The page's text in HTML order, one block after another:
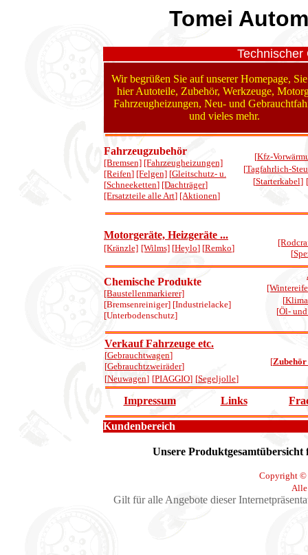
Tomei
Technischer
Wir begrüßen Sie auf unserer Homepage,
hier Autoteile, Zubehör, Werkzeuge,
Fahrzeugheizungen, Neu- und
und vieles mehr.
Fahrzeugzubehör
[Bremsen] [Fahrzeugheizungen]
[Reifen] [Felgen] [Gleitschutz- u.
[Schneeketten] [Dachträger]
[Ersatzteile alle Art] [Aktionen]
[Kfz-
[Tagfahrlich-
[Starterkabel]
Motorgeräte, Heizgeräte ...
[Kränzle] [Wilms] [Heylo] [Remko]
[
Chemische Produkte
[Baustellenmarkierer]
[Bremsenreiniger] [Industrielacke]
[Unterbodenschutz]
[
[Öl- und
Verkauf Fahrzeuge etc.
[Gebrauchtwagen]
[Gebrauchtzweiräder]
[Neuwagen] [PIAGGIO] [Segeljolle]
[Zubehör
Impressum Links
Kundenbereich
Unsere
Copyright
Alle
Gilt für alle Angebote dieser